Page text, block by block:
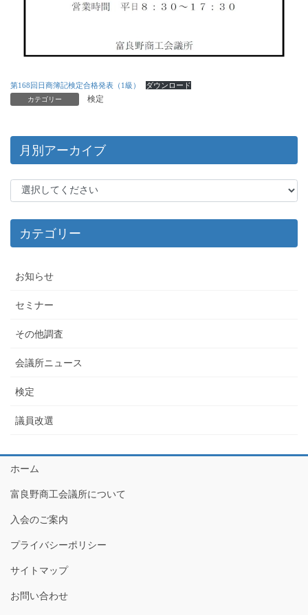
第168回日商簿記検定合格発表（1級） ダウンロード
カテゴリー 検定
月別アーカイブ
カテゴリー
お知らせ
セミナー
その他調査
会議所ニュース
検定
議員改選
ホーム
富良野商工会議所について
入会のご案内
プライバシーポリシー
サイトマップ
お問い合わせ